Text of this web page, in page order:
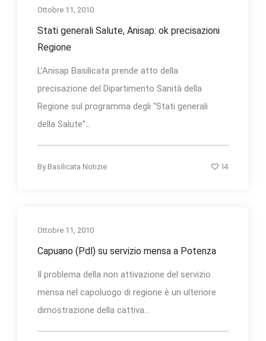
Ottobre 11, 2010
Stati generali Salute, Anisap: ok precisazioni
Regione
L’Anisap Basilicata prende atto della
precisazione del Dipartimento Sanità della
Regione sul programma degli “Stati generali
della Salute”...
By Basilicata Notizie 14
Ottobre 11, 2010
Capuano (Pdl) su servizio mensa a Potenza
Il problema della non attivazione del servizio
mensa nel capoluogo di regione è un ulteriore
dimostrazione della cattiva...